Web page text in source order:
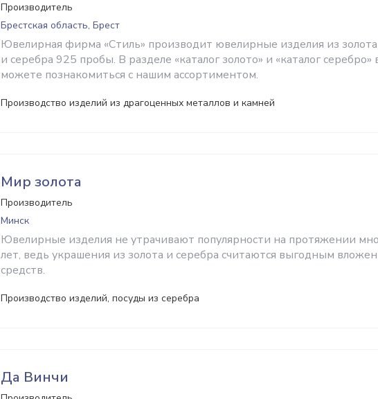
Производитель
Брестская область, Брест
Ювелирная фирма «Стиль» производит ювелирные изделия из
и серебра 925 пробы. В разделе «каталог золото» и «каталог серебро»
можете познакомиться с нашим ассортиментом.
Производство изделий из драгоценных металлов и камней
Мир золота
Производитель
Минск
Ювелирные изделия не утрачивают популярности на протяжении
лет, ведь украшения из золота и серебра считаются выгодным
средств.
Производство изделий, посуды из серебра
Да Винчи